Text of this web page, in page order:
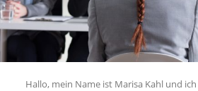
Hallo, mein Name ist Marisa Kahl und